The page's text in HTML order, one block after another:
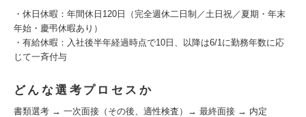
・休日休暇：年間休日120日（完全週休二日制／土日祝／夏期・年末
年始・慶弔休暇あり）
・有給休暇：入社後半年経過時点で10日、以降は6/1に勤務年数に応
じて一斉付与
どんな選考プロセスか
書類選考 → 一次面接（その後、適性検査）→ 最終面接 → 内定